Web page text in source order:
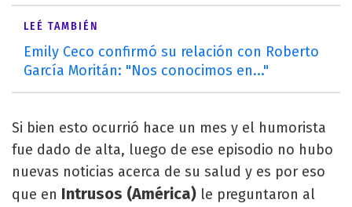
LEÉ TAMBIÉN
Emily Ceco confirmó su relación con Roberto
García Moritán: "Nos conocimos en..."
Si bien esto ocurrió hace un mes y el humorista
fue dado de alta, luego de ese episodio no hubo
nuevas noticias acerca de su salud y es por eso
que en Intrusos (América) le preguntaron al